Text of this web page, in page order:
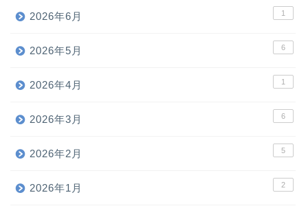
2026年6月 1
2026年5月 6
2026年4月 1
2026年3月 6
2026年2月 5
2026年1月 2